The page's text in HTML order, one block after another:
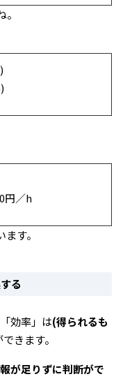
円／h
す。
る
効率」は(得られるも
きます。
報が足りずに判断がで